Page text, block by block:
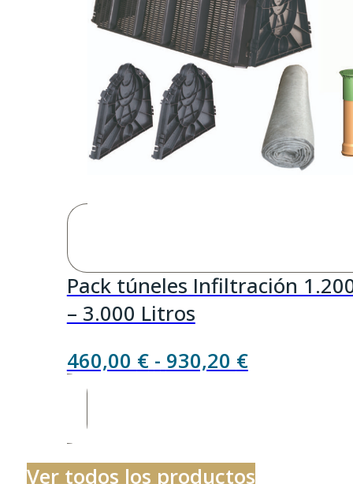
Pack túneles Infiltración
– 3.000 Litros
460,00 € - 930,20 €Rango
460,00 €
Ver todos los productos